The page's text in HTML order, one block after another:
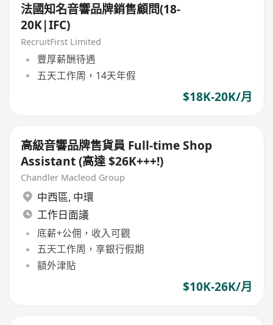
法國知名音響品牌銷售顧問(18-
20K|IFC)
RecruitFirst Limited
豐厚薪酬待遇
五天工作周，14天年假
$18K-20K/月
高級音響品牌售貨員 Full-time Shop
Assistant (高達 $26K+++!)
Chandler Macleod Group
中西區, 中環
工作日面議
底薪+公佣，收入可觀
五天工作周，享銀行假期
額外津貼
$10K-26K/月